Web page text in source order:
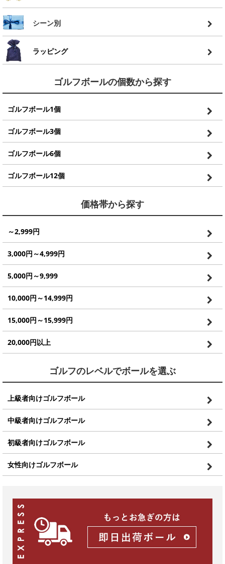
シーン別
ラッピング
ゴルフボールの個数から探す
ゴルフボール1個
ゴルフボール3個
ゴルフボール6個
ゴルフボール12個
価格帯から探す
～2,999円
3,000円～4,999円
5,000円～9,999
10,000円～14,999円
15,000円～15,999円
20,000円以上
ゴルフのレベルでボールを選ぶ
上級者向けゴルフボール
中級者向けゴルフボール
初級者向けゴルフボール
女性向けゴルフボール